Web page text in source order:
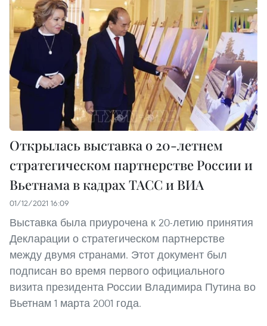
Открылась выставка о 20-летнем
стратегическом партнерстве России и
Вьетнама в кадрах ТАСС и ВИА
01/12/2021 16:09
Выставка была приурочена к 20-летию принятия
Декларации о стратегическом партнерстве
между двумя странами. Этот документ был
подписан во время первого официального
визита президента России Владимира Путина во
Вьетнам 1 марта 2001 года.